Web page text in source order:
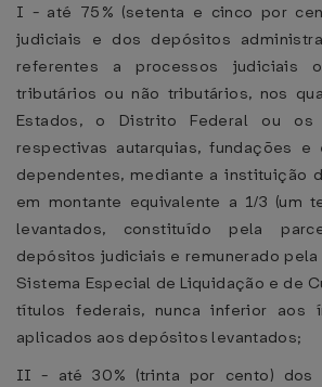
I - até 75% (setenta e cinco por
judiciais e dos depósitos
referentes a processos judiciais
tributários ou não tributários, nos
Estados, o Distrito Federal ou
respectivas autarquias, fundações e
dependentes, mediante a instituição
em montante equivalente a 1/3 (um
levantados, constituído pela
depósitos judiciais e remunerado
Sistema Especial de Liquidação e de
títulos federais, nunca inferior aos
aplicados aos depósitos levantados;
II - até 30% (trinta por cento) dos